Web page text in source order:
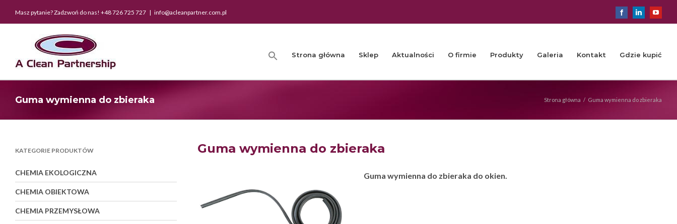
Masz pytanie? Zadzwoń do nas! +48 726 725 727 | info@acleanpartner.com.pl FacebookLinkedIn
Strona główna Sklep Aktualności O firmie Produkty Galeria Kontakt Gdzie kupić
Guma wymienna do zbieraka Strona główna / Guma wymienna do zbieraka
Guma wymienna do zbieraka
Guma wymienna do zbieraka do okien.
KATEGORIE PRODUKTÓW
CHEMIA EKOLOGICZNA
CHEMIA OBIEKTOWA
CHEMIA PRZEMYSŁOWA